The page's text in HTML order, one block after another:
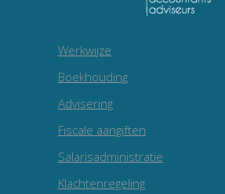
Werkwijze
Boekhouding
Advisering
Fiscale aangiften
Salarisadministratie
Klachtenregeling